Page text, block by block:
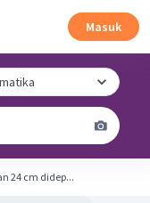
Masuk
24 cm didep...